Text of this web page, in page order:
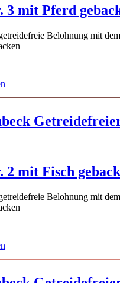
3 mit Pferd
Belohnung mit
2 mit Fisch
Belohnung mit